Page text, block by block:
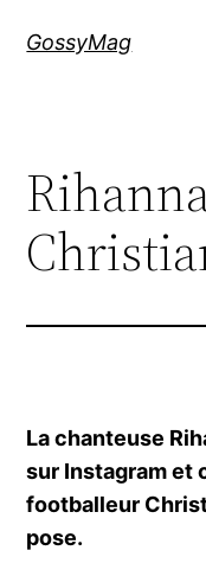
GossyMag
La chanteuse
sur Instagram et
footballeur
pose.